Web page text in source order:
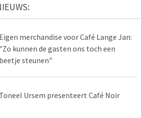
Eigen merchandise voor Café Lange Jan:
"Zo kunnen de gasten ons toch een
beetje steunen"
Toneel Ursem presenteert Café Noir